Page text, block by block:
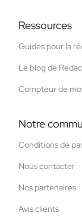
Ressources
Guides pour la
Le blog de
Compteur de
Notre
Conditions de
Nous contacter
Nos partenaires
Avis clients